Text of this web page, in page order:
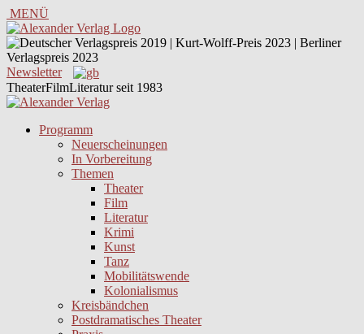
MENÜ
Newsletter
TheaterFilmLiteratur seit 1983
Programm
Neuerscheinungen
In Vorbereitung
Themen
Theater
Film
Literatur
Krimi
Kunst
Tanz
Mobilitätswende
Kolonialismus
Kreisbändchen
Postdramatisches Theater